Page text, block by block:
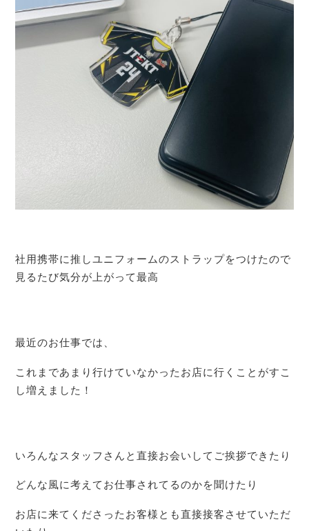
社用携帯に推しユニフォームのストラップをつけたので
見るたび気分が上がって最高
最近のお仕事では、
これまであまり行けていなかったお店に行くことがすこ
し増えました！
いろんなスタッフさんと直接お会いしてご挨拶できたり
どんな風に考えてお仕事されてるのかを聞けたり
お店に来てくださったお客様とも直接接客させていただ